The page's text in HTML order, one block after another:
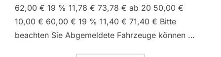
62,00 € 19 % 11,78 € 73,78 € ab 20 50,00 €
10,00 € 60,00 € 19 % 11,40 € 71,40 € Bitte
beachten Sie Abgemeldete Fahrzeuge können …